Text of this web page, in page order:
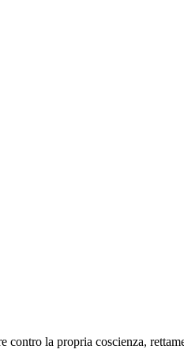
contro la propria coscienza,